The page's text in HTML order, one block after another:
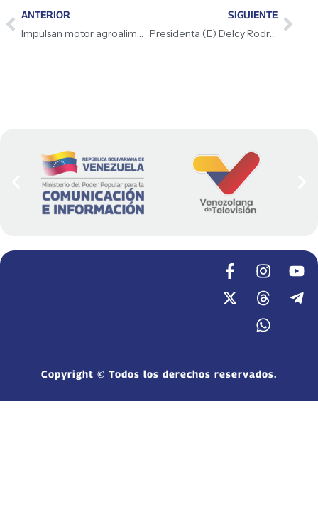
ANTERIOR
Impulsan motor agroalimentario del campo en el estado Anzoátegui
SIGUIENTE
Presidenta (E) Delcy Rodríguez lideró encuentro productivo del Programa de Convivencia Democrática y Paz
Copyright © Todos los derechos reservados.